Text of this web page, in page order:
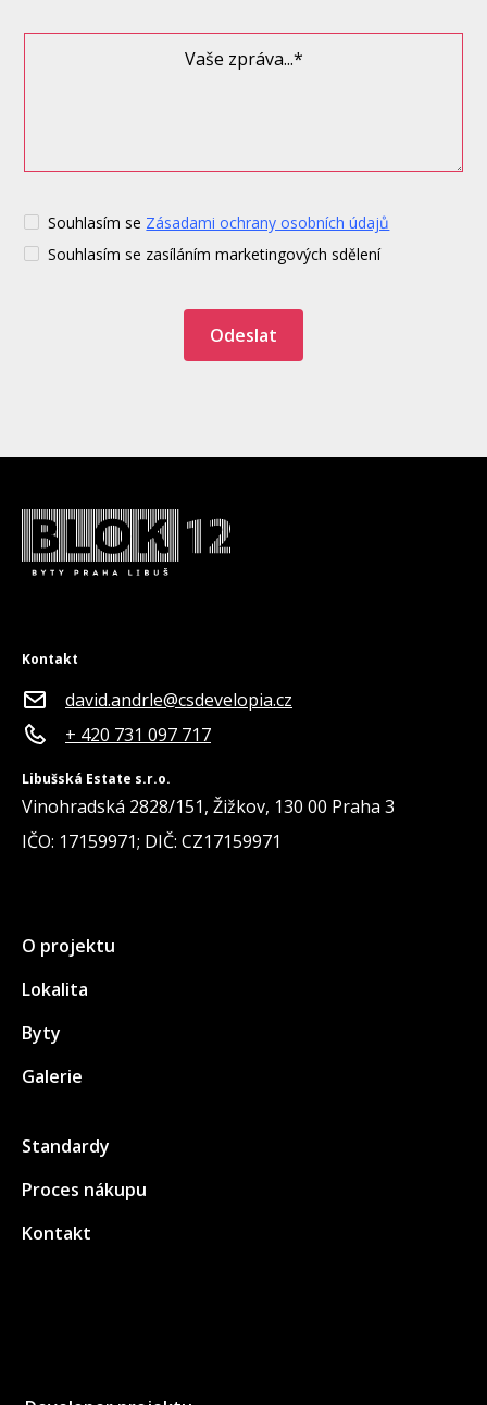
Souhlasím se Zásadami ochrany osobních údajů
Souhlasím se zasíláním marketingových sdělení
Kontakt
david.andrle@csdevelopia.cz
+ 420 731 097 717
Libušská Estate s.r.o.
Vinohradská 2828/151, Žižkov, 130 00 Praha 3
IČO: 17159971; DIČ: CZ17159971
O projektu
Lokalita
Byty
Galerie
Standardy
Proces nákupu
Kontakt